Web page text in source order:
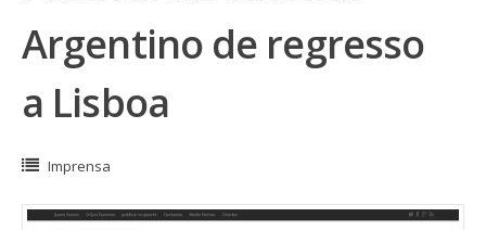
Argentino de regresso
a Lisboa
Imprensa